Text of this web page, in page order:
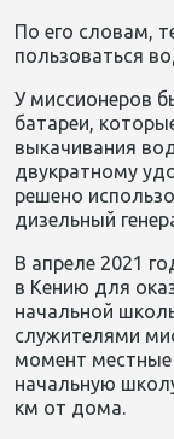
По его словам,
пользоваться
У миссионеров
батареи,
выкачивания
двукратному
решено
дизельный
В апреле 2021
в Кению для
начальной
служителями
момент
начальную
км от дома.